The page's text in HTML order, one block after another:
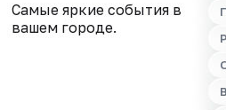
Самые яркие события в
вашем городе.